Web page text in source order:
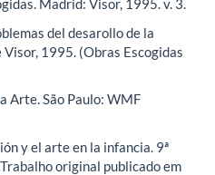
Madrid: Visor, 1995. v. 3.
del desarollo de la
1995. (Obras Escogidas
Arte. São Paulo: WMF
y el arte en la infancia. 9ª
original publicado em